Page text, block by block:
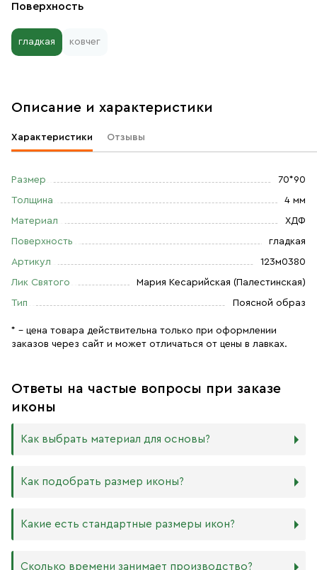
Поверхность
гладкая ковчег
Описание и характеристики
Характеристики Отзывы
Размер 70*90
Толщина 4 мм
Материал ХДФ
Поверхность гладкая
Артикул 123м0380
Лик Святого Мария Кесарийская (Палестинская)
Тип Поясной образ
* – цена товара действительна только при оформлении
заказов через сайт и может отличаться от цены в лавках.
Ответы на частые вопросы при заказе
иконы
Как выбрать материал для основы?
Мы изготавливаем иконы на трёх разных видах досок:
МДФ. Ламинированная древесно-стружечная плита —
Как подобрать размер иконы?
Никаких строгих правил по тому, какого размера
иконостас, можно ориентироваться на него.
Какие есть стандартные размеры икон?
Сколько времени занимает производство?